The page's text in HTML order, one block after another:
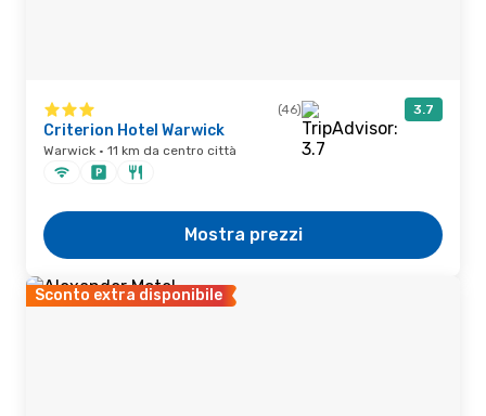
(46) 3.7
Criterion Hotel Warwick
Warwick · 11 km da centro città
Mostra prezzi
Sconto extra disponibile